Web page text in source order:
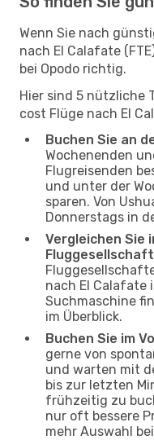
Wenn Sie nach
nach El Calafate
bei Opodo richtig.
Hier sind 5 nützliche
cost Flüge nach El
Buchen Sie an
Wochenenden
Flugreisenden
und unter der
sparen. Von
Donnerstags in
Vergleichen Sie
nach El Calafate
Suchmaschine
im Überblick.
Buchen Sie im
gerne von
und warten mit
bis zur letzten
frühzeitig zu
nur oft bessere
mehr Auswahl